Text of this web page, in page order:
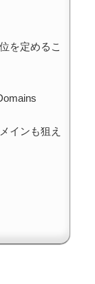
を定めるこ
インも狙え